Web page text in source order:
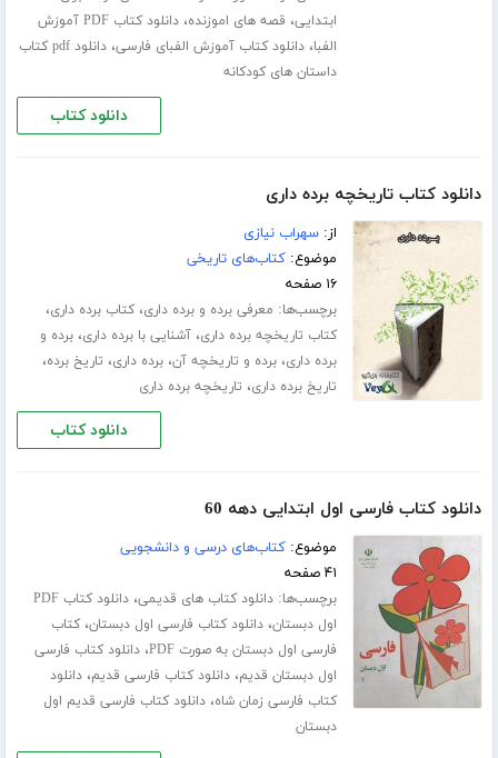
ابتدایی، قصه های اموزنده،
دانلود کتاب PDF آموزش
الفبا،دانلود کتاب آموزش الفبای فارسی،
دانلود pdf کتاب
داستان های کودکانه
دانلود کتاب
دانلود کتاب تاریخچه برده داری
از:سهراب نیازی
موضوع:کتاب‌های تاریخی
۱۶ صفحه
برچسب‌ها: معرفی برده و برده داری،کتاب برده داری،
کتاب تاریخچه برده داری،آشنایی با برده داری،برده و
برده داری،برده و تاریخچه آن،برده داری، تاریخ برده،
تاریخ برده داری، تاریخچه برده داری
دانلود کتاب
دانلود کتاب فارسی اول ابتدایی دهه 60
موضوع:کتاب‌های درسی و دانشجویی
۴۱ صفحه
برچسب‌ها:دانلود کتاب های قدیمی،
دانلود کتاب PDF
اول دبستان،دانلود کتاب فارسی اول دبستان،کتاب
فارسی اول دبستان به صورت PDF
،دانلود کتاب فارسی
اول دبستان قدیم،دانلود کتاب فارسی قدیم،دانلود
کتاب فارسی زمان شاه،دانلود کتاب فارسی قدیم اول
دبستان